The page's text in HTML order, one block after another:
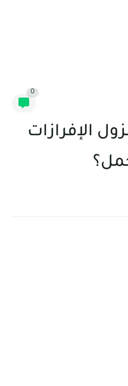
0
الإفرازات